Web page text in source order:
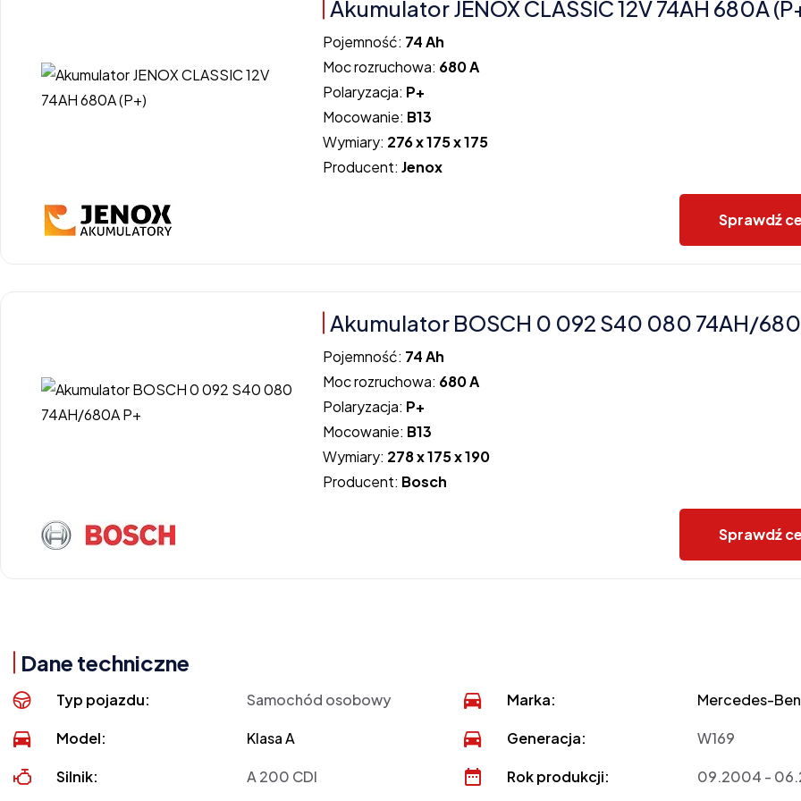
Akumulator JENOX CLASSIC 12V 74AH 680A
Pojemność: 74 Ah
Moc rozruchowa: 680 A
Polaryzacja: P+
Mocowanie: B13
Wymiary: 276 x 175 x 175
Producent:Jenox
Sprawdź
Akumulator BOSCH 0 092 S40 080 74AH/
Pojemność: 74 Ah
Moc rozruchowa: 680 A
Polaryzacja: P+
Mocowanie: B13
Wymiary: 278 x 175 x 190
Producent: Bosch
Sprawdź
Dane techniczne
Typ pojazdu: Samochód osobowy Marka: Mercedes-
Model: Klasa A Generacja: W169
Silnik: A 200 CDI Rok produkcji: 09.2004 -